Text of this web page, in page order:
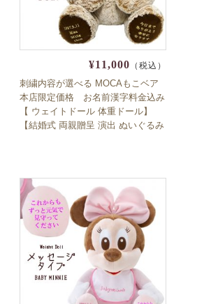
¥11,000 （税込）
刺繍内容が選べる MOCAもこベア
本店限定価格 お名前漢字料金込み
【 ウェイトドール 体重ドール】
【結婚式 両親贈呈 演出 ぬいぐるみ